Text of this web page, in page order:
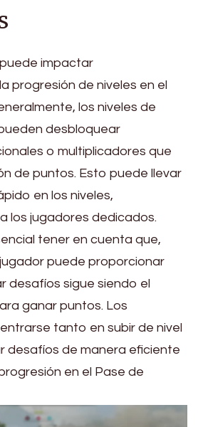
impactar
progresión de niveles en el
los niveles de
desbloquear
o multiplicadores que
de puntos. Esto puede llevar
en los niveles,
los jugadores dedicados.
tener en cuenta que,
puede proporcionar
desafíos sigue siendo el
ganar puntos. Los
tanto en subir de nivel
desafíos de manera eficiente
en el Pase de